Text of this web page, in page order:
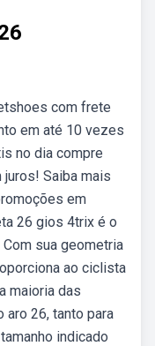
com frete
em até 10 vezes
no dia compre
Saiba mais
em
26 gios 4trix é o
sua geometria
ao ciclista
maioria das
26, tanto para
indicado